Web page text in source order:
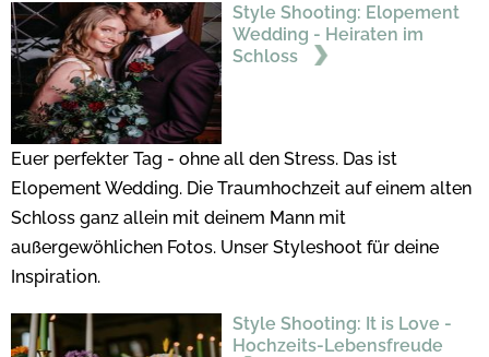
Style Shooting: Elopement
Wedding - Heiraten im
Schloss
Euer perfekter Tag - ohne all den Stress. Das ist
Elopement Wedding. Die Traumhochzeit auf einem alten
Schloss ganz allein mit deinem Mann mit
außergewöhlichen Fotos. Unser Styleshoot für deine
Inspiration.
Style Shooting: It is Love -
Hochzeits-Lebensfreude